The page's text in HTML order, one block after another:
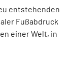
entstehenden
Fußabdruck
einer Welt, in